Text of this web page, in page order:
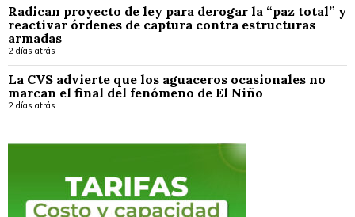
Radican proyecto de ley para derogar la “paz total” y
reactivar órdenes de captura contra estructuras
armadas
2 días atrás
La CVS advierte que los aguaceros ocasionales no
marcan el final del fenómeno de El Niño
2 días atrás